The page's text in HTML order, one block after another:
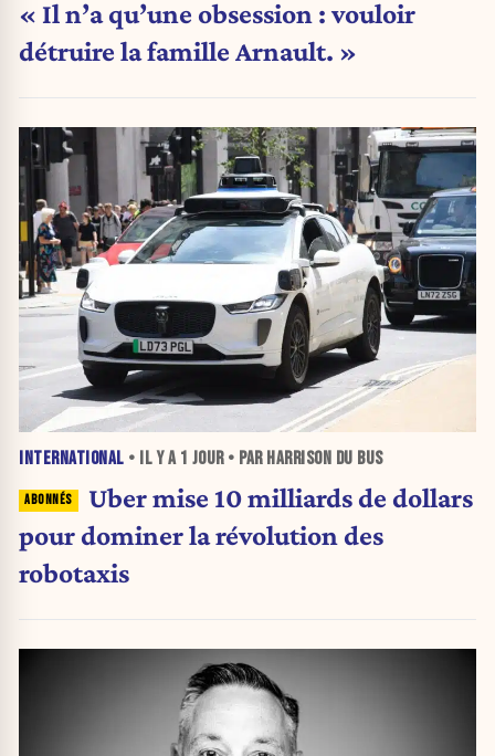
« Il n’a qu’une obsession : vouloir
détruire la famille Arnault. »
INTERNATIONAL • IL Y A 1 JOUR• PAR HARRISON DU BUS
Uber mise 10 milliards de dollars
pour dominer la révolution des
robotaxis